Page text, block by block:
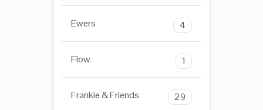
Ewers 4
Flow 1
Frankie & Friends 29